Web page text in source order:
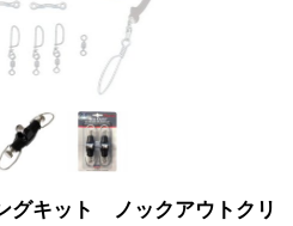
グキット ノックアウトクリ